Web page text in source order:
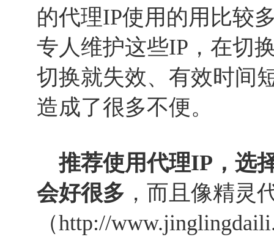
的代理IP使用的用比较
专人维护这些IP，在切
切换就失效、有效时间
造成了很多不便。
推荐使用代理IP，选
会好很多 ，而且像精灵
（http://